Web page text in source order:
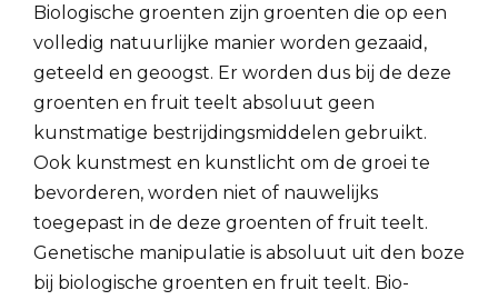
Biologische groenten zijn groenten die op een
volledig natuurlijke manier worden gezaaid,
geteeld en geoogst. Er worden dus bij de deze
groenten en fruit teelt absoluut geen
kunstmatige bestrijdingsmiddelen gebruikt.
Ook kunstmest en kunstlicht om de groei te
bevorderen, worden niet of nauwelijks
toegepast in de deze groenten of fruit teelt.
Genetische manipulatie is absoluut uit den boze
bij biologische groenten en fruit teelt. Bio-